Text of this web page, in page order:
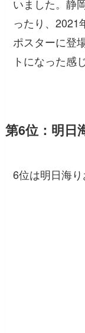
いました。静
ったり、2021
ポスターに登
トになった感
第6位：明日
6位は明日海り